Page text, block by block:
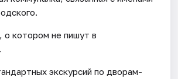
о котором не пишут в
экскурсий по дворам-